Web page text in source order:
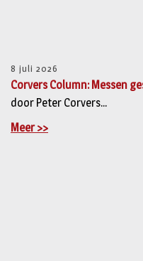
8 juli 2026
Corvers Column: Messen
door Peter Corvers...
Meer >>